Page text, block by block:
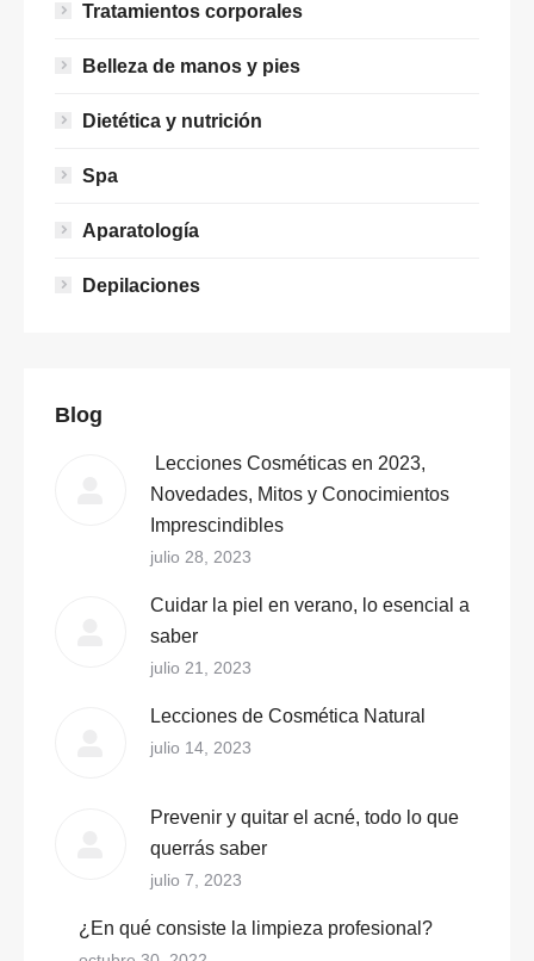
Tratamientos corporales
Belleza de manos y pies
Dietética y nutrición
Spa
Aparatología
Depilaciones
Blog
Lecciones Cosméticas en 2023,
Novedades, Mitos y Conocimientos
Imprescindibles
julio 28, 2023
Cuidar la piel en verano, lo esencial a
saber
julio 21, 2023
Lecciones de Cosmética Natural
julio 14, 2023
Prevenir y quitar el acné, todo lo que
querrás saber
julio 7, 2023
¿En qué consiste la limpieza profesional?